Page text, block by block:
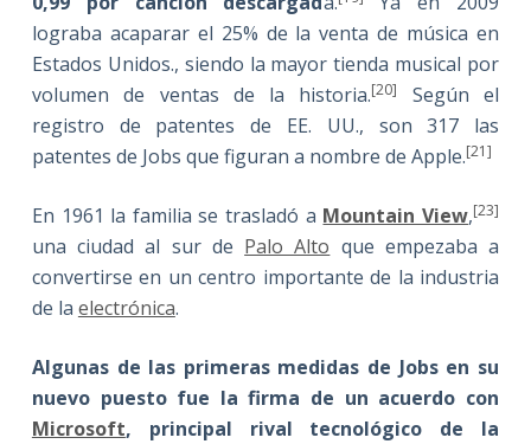
lograba acaparar el 25% de la venta de música en
Estados Unidos., siendo la mayor tienda musical por
volumen de ventas de la historia.[20]
Según el
registro de patentes de EE. UU., son 317 las
patentes de Jobs que figuran a nombre de Apple.[21]
En 1961 la familia se trasladó a Mountain View,[23]
una ciudad al sur de Palo Alto que empezaba a
convertirse en un centro importante de la industria
de la electrónica.
Algunas de las primeras medidas de Jobs en su
nuevo puesto fue la firma de un acuerdo con
Microsoft, principal rival tecnológico de la